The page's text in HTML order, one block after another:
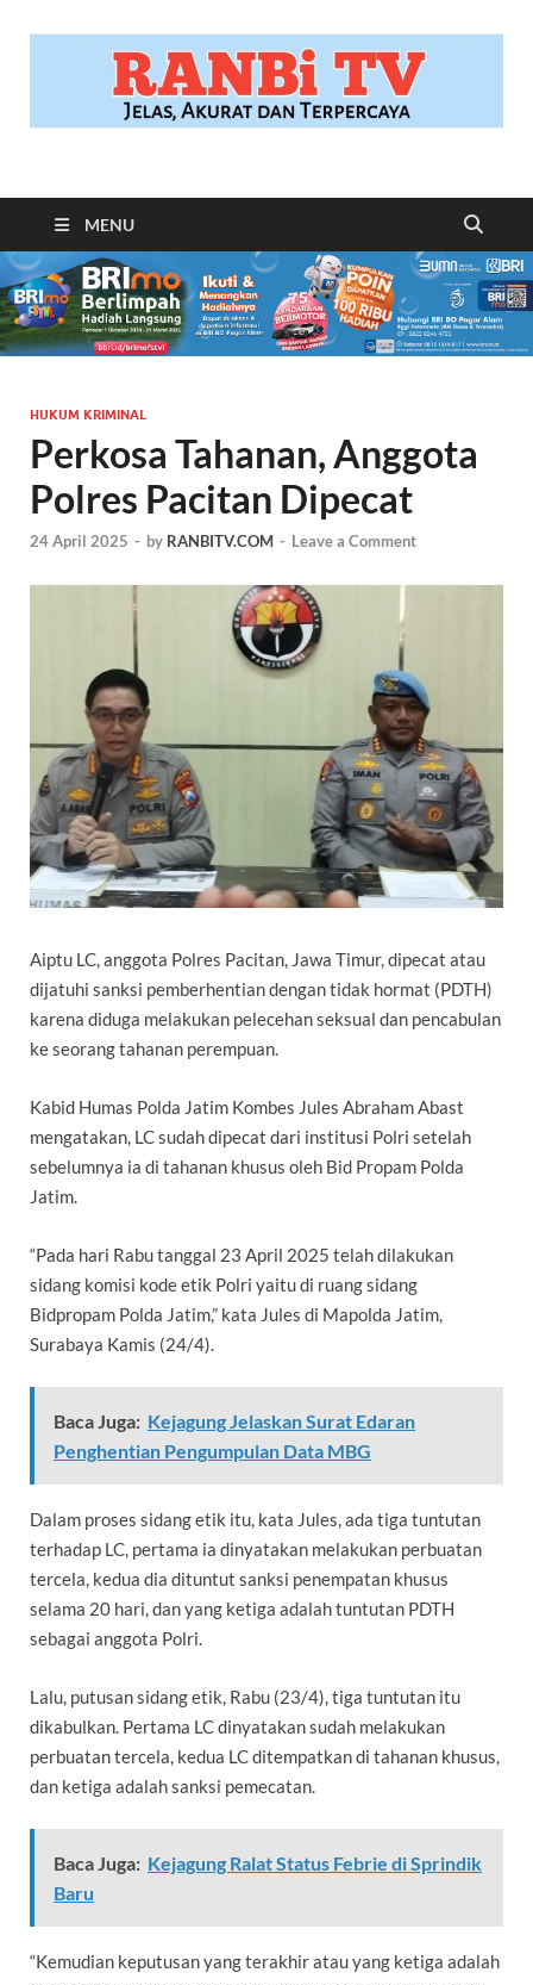
RANBITV.COM
MENU
HUKUM KRIMINAL
Perkosa Tahanan, Anggota
Polres Pacitan Dipecat
24 April 2025 - by RANBITV.COM - Leave a Comment
Aiptu LC, anggota Polres Pacitan, Jawa Timur, dipecat atau
dijatuhi sanksi pemberhentian dengan tidak hormat (PDTH)
karena diduga melakukan pelecehan seksual dan pencabulan
ke seorang tahanan perempuan.
Kabid Humas Polda Jatim Kombes Jules Abraham Abast
mengatakan, LC sudah dipecat dari institusi Polri setelah
sebelumnya ia di tahanan khusus oleh Bid Propam Polda
Jatim.
“Pada hari Rabu tanggal 23 April 2025 telah dilakukan
sidang komisi kode etik Polri yaitu di ruang sidang
Bidpropam Polda Jatim,” kata Jules di Mapolda Jatim,
Surabaya Kamis (24/4).
Baca Juga: Kejagung Jelaskan Surat Edaran
Penghentian Pengumpulan Data MBG
Dalam proses sidang etik itu, kata Jules, ada tiga tuntutan
terhadap LC, pertama ia dinyatakan melakukan perbuatan
tercela, kedua dia dituntut sanksi penempatan khusus
selama 20 hari, dan yang ketiga adalah tuntutan PDTH
sebagai anggota Polri.
Lalu, putusan sidang etik, Rabu (23/4), tiga tuntutan itu
dikabulkan. Pertama LC dinyatakan sudah melakukan
perbuatan tercela, kedua LC ditempatkan di tahanan khusus,
dan ketiga adalah sanksi pemecatan.
Baca Juga: Kejagung Ralat Status Febrie di Sprindik
Baru
“Kemudian keputusan yang terakhir atau yang ketiga adalah